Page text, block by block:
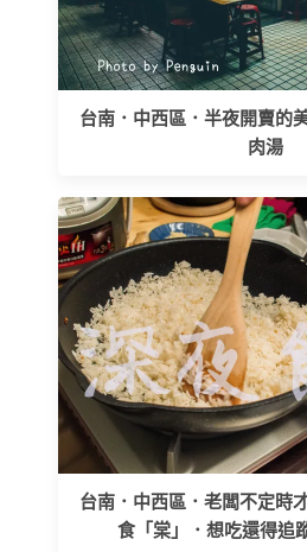
台南．中西區．半夜開賣的
肉湯
台南．中西區．老闆不定時
食「棠」．想吃還得追